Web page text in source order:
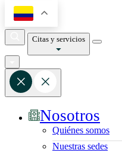
Citas y servicios
Nosotros
Quiénes somos
Nuestras sedes